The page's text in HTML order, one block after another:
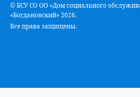
© БСУ СО ОО «Дом социального
«Богдановский» 2026.
Все права защищены.